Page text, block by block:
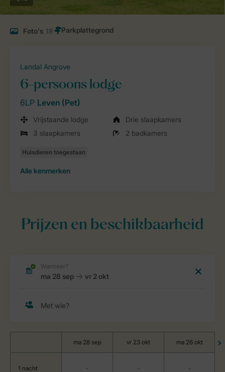
Foto's 18
Landal Angrove
6-persoons lodge
6LP Leven (Pet)
Vrijstaande lodge
Drie slaapkamers
3 slaapkamers
2 badkamers
Alle kenmerken
Prijzen en beschikbaarheid
ma 28 sep vr 23 okt ma 26 okt
1 nacht - - -